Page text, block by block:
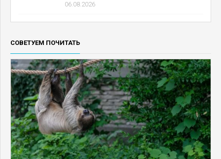
06.08.2026
СОВЕТУЕМ ПОЧИТАТЬ